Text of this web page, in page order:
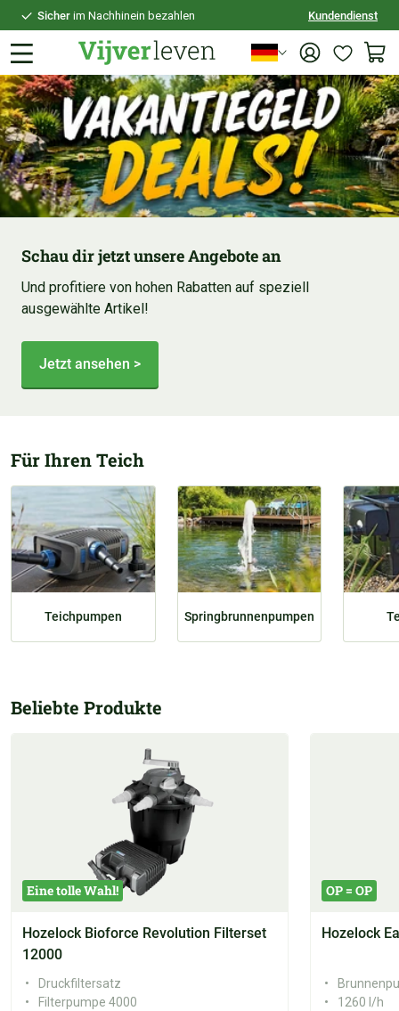
Sicher im Nachhinein bezahlen
PersönlicheBeratung
Kundendienst
Schau dir jetzt unsere Angebote an
Und profitiere von hohen Rabatten auf speziell
ausgewählte Artikel!
Jetzt ansehen >
Für Ihren Teich
Teichpumpen Springbrunnenpumpen
Beliebte Produkte
Eine tolle Wahl!
Hozelock Bioforce Revolution Filterset
12000
Druckfiltersatz
Filterpumpe 4000
OP = OP
Hozelock
1260 l/h